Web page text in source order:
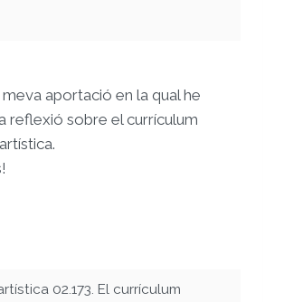
aportació en la qual he
reflexió sobre el currículum
02.173. El currículum